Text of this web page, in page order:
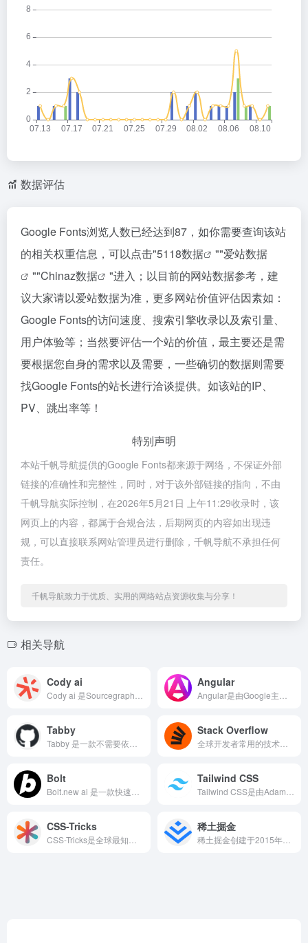
数据评估
Google Fonts浏览人数已经达到87，如你需要查询该站
的相关权重信息，可以点击"5118数据 ""爱站数据
""Chinaz数据
"进入；以目前的网站数据参考，建
议大家请以爱站数据为准，更多网站价值评估因素如：
Google Fonts的访问速度、搜索引擎收录以及索引量、
用户体验等；当然要评估一个站的价值，最主要还是需
要根据您自身的需求以及需要，一些确切的数据则需要
找Google Fonts的站长进行洽谈提供。如该站的IP、
PV、跳出率等！
特别声明
本站千帆导航提供的Google Fonts都来源于网络，不保证外部
链接的准确性和完整性，同时，对于该外部链接的指向，不由
千帆导航实际控制，在2026年5月21日 上午11:29收录时，该
网页上的内容，都属于合规合法，后期网页的内容如出现违
规，可以直接联系网站管理员进行删除，千帆导航不承担任何
责任。
千帆导航致力于优质、实用的网络站点资源收集与分享！
相关导航
Cody ai Angular
Tabby Stack Overflow
Bolt Tailwind CSS
CSS-Tricks 稀土掘金